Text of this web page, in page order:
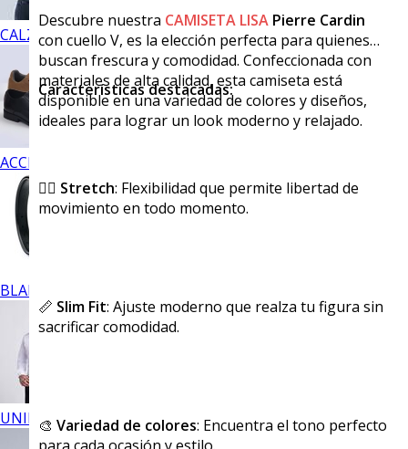
CALZADO
ACCESORIOS
BLANCOS
UNIFORMES
Descubre nuestra CAMISETA LISA Pierre Cardin
con cuello V, es la elección perfecta para quienes
buscan frescura y comodidad. Confeccionada con
materiales de alta calidad, esta camiseta está
disponible en una variedad de colores y diseños,
ideales para lograr un look moderno y relajado.
Características destacadas:
🏃‍♂️ Stretch: Flexibilidad que permite libertad de
movimiento en todo momento.
📏 Slim Fit: Ajuste moderno que realza tu figura sin
sacrificar comodidad.
🎨 Variedad de colores: Encuentra el tono perfecto